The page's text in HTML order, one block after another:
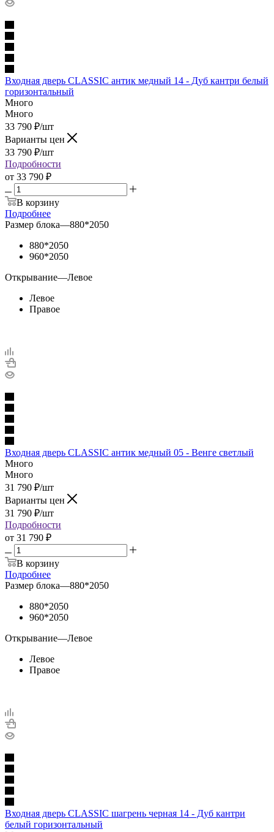
Входная дверь CLASSIC антик медный 14 - Дуб кантри белый
горизонтальный
Много
Много
33 790 ₽/шт
Варианты цен
33 790 ₽/шт
Подробности
от 33 790 ₽
В корзину
Подробнее
Размер блока—880*2050
880*2050
960*2050
Открывание—Левое
Левое
Правое
Входная дверь CLASSIC антик медный 05 - Венге светлый
Много
Много
31 790 ₽/шт
Варианты цен
31 790 ₽/шт
Подробности
от 31 790 ₽
В корзину
Подробнее
Размер блока—880*2050
880*2050
960*2050
Открывание—Левое
Левое
Правое
Входная дверь CLASSIC шагрень черная 14 - Дуб кантри
белый горизонтальный